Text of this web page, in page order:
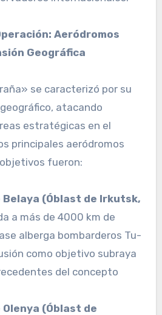
Aeródromos
Geográfica
se caracterizó por su
atacando
estratégicas en el
principales aeródromos
fueron:
Belaya (Óblast de Irkutsk,
a más de 4000 km de
alberga bombarderos Tu-
como objetivo subraya
del concepto
(Óblast de